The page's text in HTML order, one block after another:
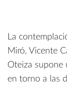
La
Miró, Vicente
Oteiza supone
en torno a las